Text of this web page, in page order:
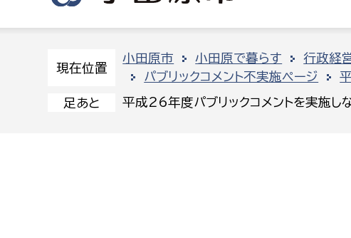
いざというときに
休日救急外来 防災・
対象者を選択
新生児・乳幼児
分
組織から探す
現在位置
小田原市 小田原で暮らす 行政経
パブリックコメント不実施ページ
足あと 平成26年度パブリックコメントを実施